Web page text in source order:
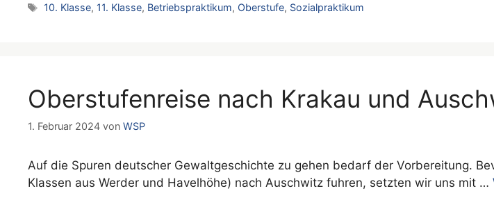
Schlagwörter
10. Klasse, 11. Klasse, Betriebspraktikum, Oberstufe, Sozialpraktikum
Oberstufenreise nach Krakau und
1. Februar 2024 von WSP
Auf die Spuren deutscher Gewaltgeschichte zu gehen bedarf der Vorbereitung.
Klassen aus Werder und Havelhöhe) nach Auschwitz fuhren, setzten wir uns mit …